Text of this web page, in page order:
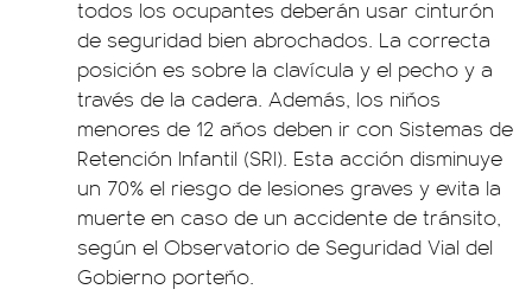
todos los ocupantes deberán usar cinturón
de seguridad bien abrochados. La correcta
posición es sobre la clavícula y el pecho y a
través de la cadera. Además, los niños
menores de 12 años deben ir con Sistemas de
Retención Infantil (SRI). Esta acción disminuye
un 70% el riesgo de lesiones graves y evita la
muerte en caso de un accidente de tránsito,
según el Observatorio de Seguridad Vial del
Gobierno porteño.